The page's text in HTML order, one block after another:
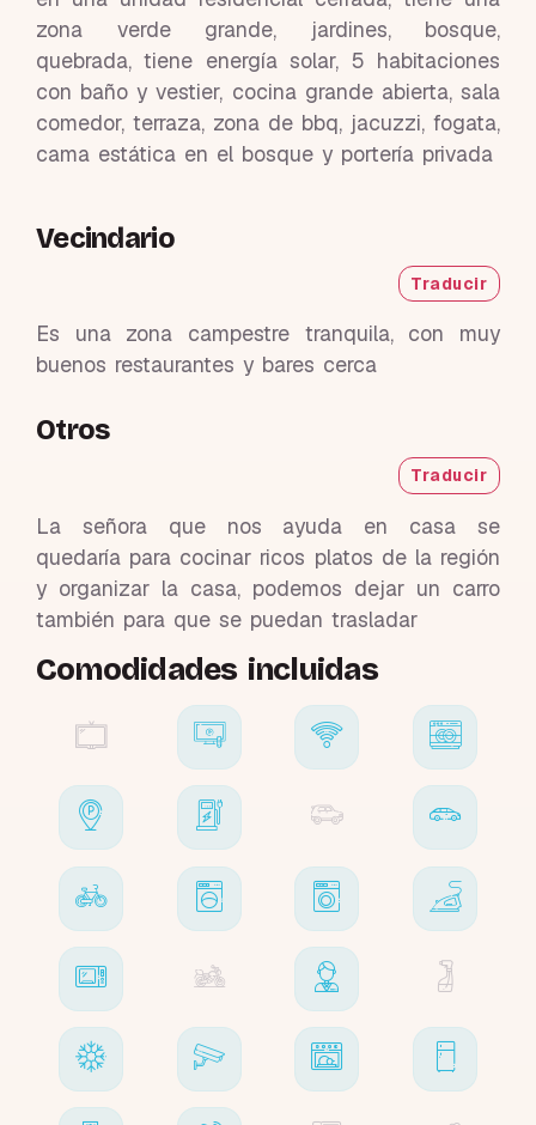
zona verde grande, jardines, bosque,
quebrada, tiene energía solar, 5 habitaciones
con baño y vestier, cocina grande abierta, sala
comedor, terraza, zona de bbq, jacuzzi, fogata,
cama estática en el bosque y portería privada
Vecindario
Traducir
Es una zona campestre tranquila, con muy
buenos restaurantes y bares cerca
Otros
Traducir
La señora que nos ayuda en casa se
quedaría para cocinar ricos platos de la región
y organizar la casa, podemos dejar un carro
también para que se puedan trasladar
Comodidades incluidas